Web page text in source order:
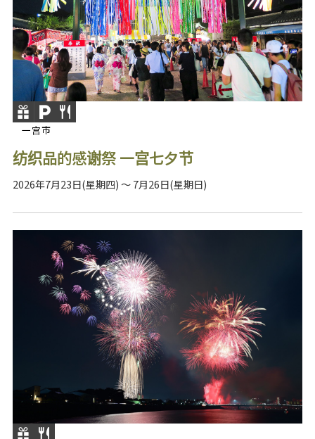
一宫市
纺织品的感谢祭 一宫七夕节
2026年7月23日(星期四) ～ 7月26日(星期日)